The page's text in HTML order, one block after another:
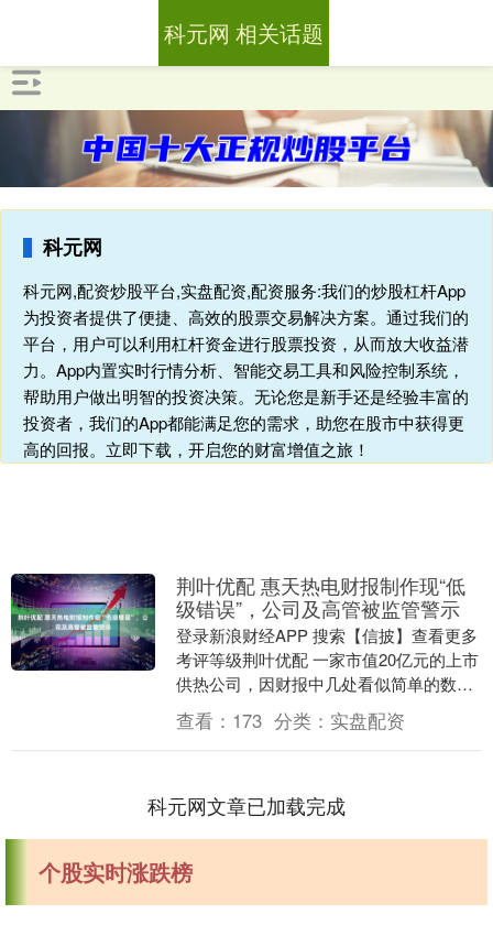
科元网
科元网,配资炒股平台,实盘配资,配资服务:我们的炒股杠杆App
为投资者提供了便捷、高效的股票交易解决方案。通过我们的
平台，用户可以利用杠杆资金进行股票投资，从而放大收益潜
力。App内置实时行情分析、智能交易工具和风险控制系统，
帮助用户做出明智的投资决策。无论您是新手还是经验丰富的
投资者，我们的App都能满足您的需求，助您在股市中获得更
高的回报。立即下载，开启您的财富增值之旅！
科元网 相关话题
荆叶优配 惠天热电财报制作现“低
级错误”，公司及高管被监管警示
登录新浪财经APP 搜索【信披】查看更多
考评等级荆叶优配 一家市值20亿元的上市
供热公司，因财报中几处看似简单的数据
录入错误，同时收到了来自证监局和证券
交易所的....
查看： 173 分类： 实盘配资
科元网文章已加载完成
个股实时涨跌榜